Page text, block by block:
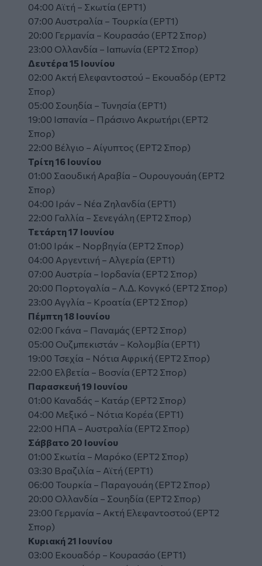
04:00 Αϊτή – Σκωτία (ΕΡΤ1)
07:00 Αυστραλία – Τουρκία (ΕΡΤ1)
20:00 Γερμανία – Κουρασάο (ΕΡΤ2 Σπορ)
23:00 Ολλανδία – Ιαπωνία (ΕΡΤ2 Σπορ)
Δευτέρα 15 Ιουνίου
02:00 Ακτή Ελεφαντοστού – Εκουαδόρ (ΕΡΤ2
Σπορ)
05:00 Σουηδία – Τυνησία (ΕΡΤ1)
19:00 Ισπανία – Πράσινο Ακρωτήρι (ΕΡΤ2
Σπορ)
22:00 Βέλγιο – Αίγυπτος (ΕΡΤ2 Σπορ)
Τρίτη 16 Ιουνίου
01:00 Σαουδική Αραβία – Ουρουγουάη (ΕΡΤ2
Σπορ)
04:00 Ιράν – Νέα Ζηλανδία (ΕΡΤ1)
22:00 Γαλλία – Σενεγάλη (ΕΡΤ2 Σπορ)
Τετάρτη 17 Ιουνίου
01:00 Ιράκ – Νορβηγία (ΕΡΤ2 Σπορ)
04:00 Αργεντινή – Αλγερία (ΕΡΤ1)
07:00 Αυστρία – Ιορδανία (ΕΡΤ2 Σπορ)
20:00 Πορτογαλία – Λ.Δ. Κονγκό (ΕΡΤ2 Σπορ)
23:00 Αγγλία – Κροατία (ΕΡΤ2 Σπορ)
Πέμπτη 18 Ιουνίου
02:00 Γκάνα – Παναμάς (ΕΡΤ2 Σπορ)
05:00 Ουζμπεκιστάν – Κολομβία (ΕΡΤ1)
19:00 Τσεχία – Νότια Αφρική (ΕΡΤ2 Σπορ)
22:00 Ελβετία – Βοσνία (ΕΡΤ2 Σπορ)
Παρασκευή 19 Ιουνίου
01:00 Καναδάς – Κατάρ (ΕΡΤ2 Σπορ)
04:00 Μεξικό – Νότια Κορέα (ΕΡΤ1)
22:00 ΗΠΑ – Αυστραλία (ΕΡΤ2 Σπορ)
Σάββατο 20 Ιουνίου
01:00 Σκωτία – Μαρόκο (ΕΡΤ2 Σπορ)
03:30 Βραζιλία – Αϊτή (ΕΡΤ1)
06:00 Τουρκία – Παραγουάη (ΕΡΤ2 Σπορ)
20:00 Ολλανδία – Σουηδία (ΕΡΤ2 Σπορ)
23:00 Γερμανία – Ακτή Ελεφαντοστού (ΕΡΤ2
Σπορ)
Κυριακή 21 Ιουνίου
03:00 Εκουαδόρ – Κουρασάο (ΕΡΤ1)